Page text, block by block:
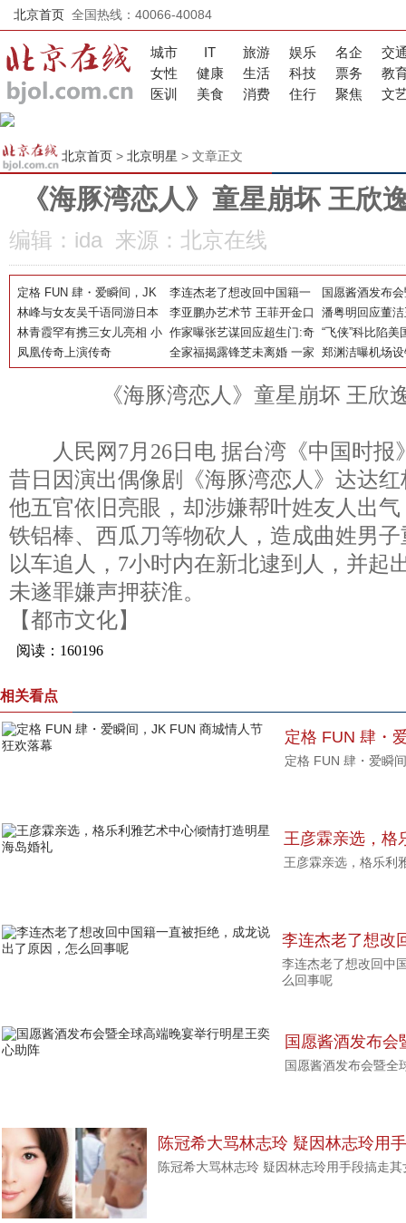
北京首页 全国热线：40066-40084
城市 IT 旅游 娱乐 名企
交
女性
健康 生活 科技 票务
教
医训
美食 消费 住行 聚焦 文
北京首页> 北京明星 > 文章正文
《海豚湾恋人》童星崩坏 王欣
编辑：ida 来源：北京在线
定格 FUN 肆・爱瞬间，JK
FUN 商城情人节狂欢落幕
李连杰老了想改回中国籍一
直被拒绝，成龙说出了原
因，怎么回事呢
国愿酱酒发布
晚宴举行明星
林峰与女友吴千语同游日本
酒店缠绵18小时
李亚鹏办艺术节 王菲开金口
献唱
潘粤明回应董
门：不愿相信
林青霞罕有携三女儿亮相 小
女儿可爱
作家曝张艺谋回应超生门:奇
怪这7个娃咋来的
“飞侠”科比陷美
战”
凤凰传奇上演传奇
全家福揭露锋芝未离婚 一家
四口居住豪宅曝光
郑渊洁曝机场
位引热议
《海豚湾恋人》童星崩坏 王欣
人民网7月26日电 据台湾《中国时报
昔日因演出偶像剧《海豚湾恋人》达达
他五官依旧亮眼，却涉嫌帮叶姓友人出
铁铝棒、西瓜刀等物砍人，造成曲姓男
以车追人，7小时内在新北逮到人，并起
未遂罪嫌声押获淮。
【都市文化】
相关看点
定格 FUN 肆・
欢落幕
定格 FUN 肆・爱瞬
王彦霖亲选，格
海岛婚礼
王彦霖亲选，格乐利
李连杰老了想改
出了原因，怎么
李连杰老了想改回中
么回事呢
国愿酱酒发布
心助阵
国愿酱酒发布会暨全
陈冠希大骂林志玲 疑因林志玲用
陈冠希大骂林志玲 疑因林志玲用手段搞走其